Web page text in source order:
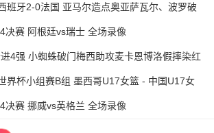
班牙2-0法国 亚马尔造点奥亚萨瓦尔、波罗破
决赛 阿根廷vs瑞士 全场录像
4强 小蜘蛛破门梅西助攻麦卡恩博洛假摔染红
界杯小组赛B组 墨西哥U17女篮 - 中国U17女
决赛 挪威vs英格兰 全场录像